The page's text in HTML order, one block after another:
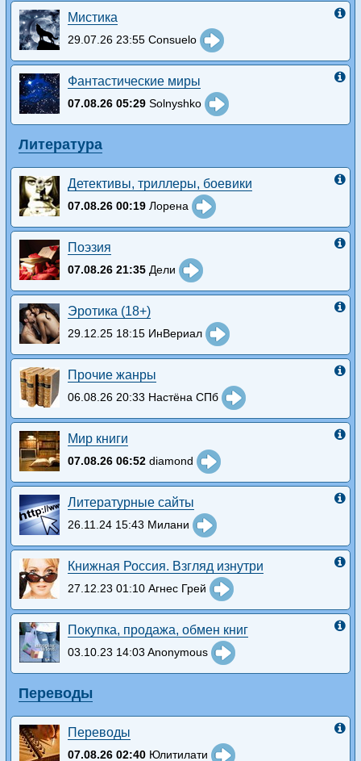
Мистика
29.07.26 23:55 Consuelo
Фантастические миры
07.08.26 05:29 Solnyshko
Литература
Детективы, триллеры, боевики
07.08.26 00:19 Лорена
Поэзия
07.08.26 21:35 Дели
Эротика (18+)
29.12.25 18:15 ИнВериал
Прочие жанры
06.08.26 20:33 Настёна СПб
Мир книги
07.08.26 06:52 diamond
Литературные сайты
26.11.24 15:43 Милани
Книжная Россия. Взгляд изнутри
27.12.23 01:10 Агнес Грей
Покупка, продажа, обмен книг
03.10.23 14:03 Anonymous
Переводы
Переводы
07.08.26 02:40 Юлитилати